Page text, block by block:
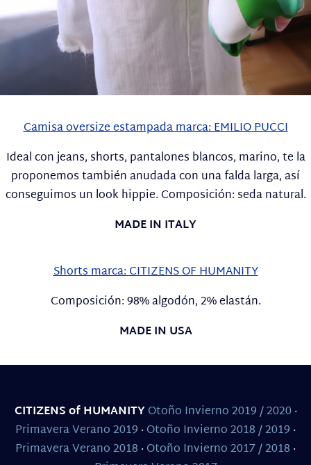
Camisa oversize estampada marca: EMILIO PUCCI
Ideal con jeans, shorts, pantalones blancos, marino, te la
proponemos también anudada con una falda larga, así
conseguimos un look hippie. Composición: seda natural.
MADE IN ITALY
Shorts marca: CITIZENS OF HUMANITY
Composición: 98% algodón, 2% elastán.
MADE IN USA
CITIZENS of HUMANITYOtoño Invierno 2019 / 2020·
Primavera Verano 2019 · Otoño Invierno 2018 / 2019 ·
Primavera Verano 2018 · Otoño Invierno 2017 / 2018 ·